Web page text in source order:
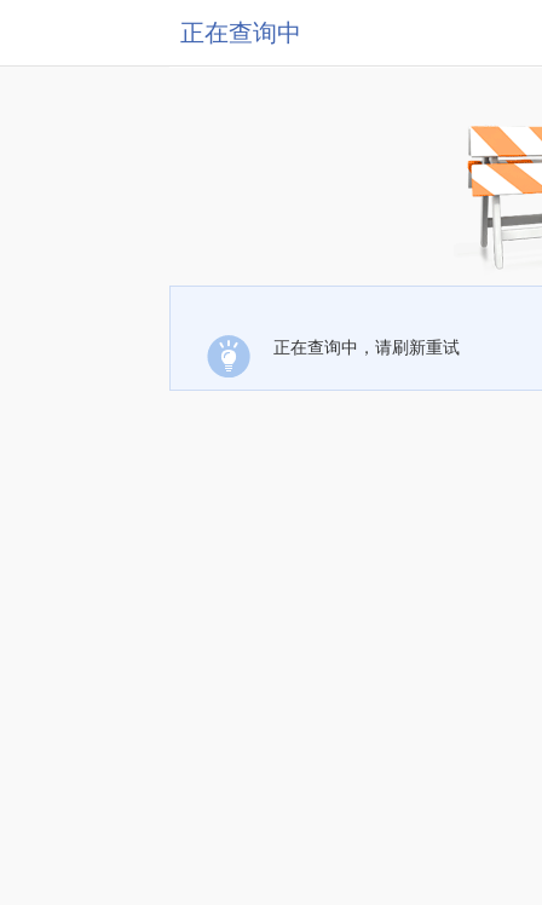
正在查询中
正在查询中，请刷新重试